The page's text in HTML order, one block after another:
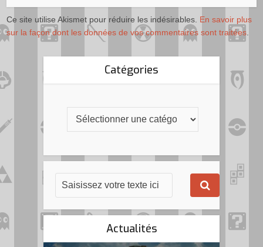
Ce site utilise Akismet pour réduire les indésirables. En savoir plus
sur la façon dont les données de vos commentaires sont traitées.
Catégories
Actualités